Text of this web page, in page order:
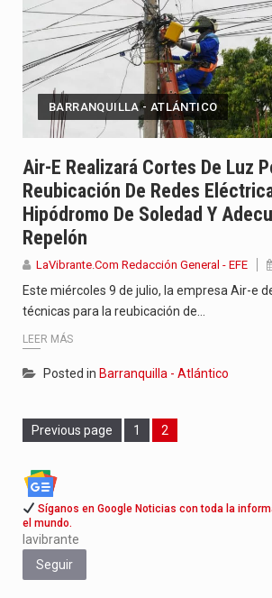
BARRANQUILLA - ATLÁNTICO
Air-E Realizará Cortes De Luz
Reubicación De Redes
Hipódromo De Soledad Y
Repelón
LaVibrante.Com Redacción General - EFE
Este miércoles 9 de julio, la empresa Air-e
técnicas para la reubicación de…
LEER MÁS
Posted in Barranquilla - Atlántico
Previous page Page
1 Page
2
Síganos en Google Noticias con toda la
el mundo.
lavibrante
Seguir